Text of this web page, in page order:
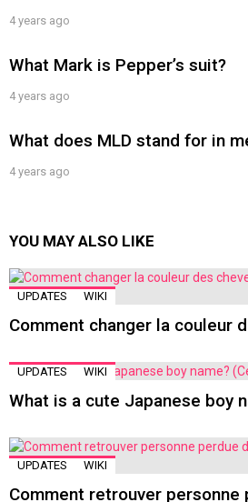
4 years ago
What Mark is Pepper’s suit?
4 years ago
What does MLD stand for in
4 years ago
YOU MAY ALSO LIKE
UPDATES WIKI
Comment changer la couleur
UPDATES WIKI
What is a cute Japanese boy
UPDATES WIKI
Comment retrouver personne